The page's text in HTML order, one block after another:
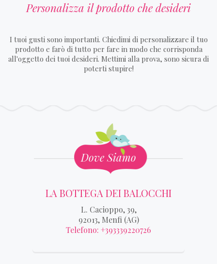
Personalizza il prodotto che desideri
I tuoi gusti sono importanti. Chiedimi di personalizzare il tuo
prodotto e farò di tutto per fare in modo che corrisponda
all'oggetto dei tuoi desideri. Mettimi alla prova, sono sicura di
poterti stupire!
Dove Siamo
LA BOTTEGA DEI BALOCCHI
L. Cacioppo, 39,
92013, Menfi (AG)
Telefono: +393339220726